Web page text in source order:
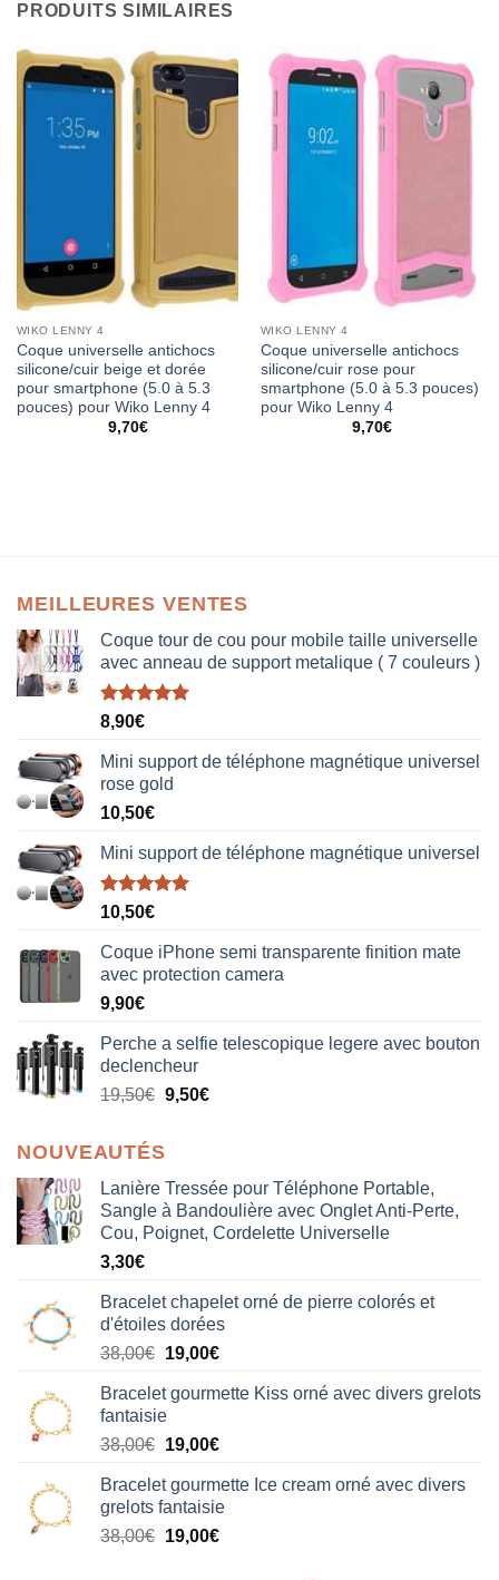
PRODUITS SIMILAIRES
WIKO LENNY 4
Coque universelle antichocs
silicone/cuir beige et dorée
pour smartphone (5.0 à 5.3
pouces) pour Wiko Lenny 4
9,70€
WIKO LENNY 4
Coque universelle antichocs
silicone/cuir rose pour
smartphone (5.0 à 5.3 pouces)
pour Wiko Lenny 4
9,70€
MEILLEURES VENTES
Coque tour de cou pour mobile taille universelle
avec anneau de support metalique ( 7 couleurs )
Note5.00
8,90€
Mini support de téléphone magnétique universel
rose gold
10,50€
Mini support de téléphone magnétique universel
Note5.00
10,50€
Coque iPhone semi transparente finition mate
avec protection camera
9,90€
Perche a selfie telescopique legere avec bouton
declencheur
19,50€ 9,50€
NOUVEAUTÉS
Lanière Tressée pour Téléphone Portable,
Sangle à Bandoulière avec Onglet Anti-Perte,
Cou, Poignet, Cordelette Universelle
3,30€
Bracelet chapelet orné de pierre colorés et
d'étoiles dorées
38,00€ Le
initial
était :
38,00€.
19,00€Le
actuel
19,00€.
Bracelet gourmette Kiss orné avec divers grelots
fantaisie
38,00€ Le
initial
était :
38,00€.
19,00€Le
actuel
est :
19,00€.
Bracelet gourmette Ice cream orné avec divers
grelots fantaisie
38,00€ Le
19,00€Le